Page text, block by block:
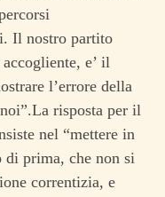
Il nostro partito
e’ il
l’errore della
risposta per il
nel “mettere in
di prima, che non si
correntizia, e